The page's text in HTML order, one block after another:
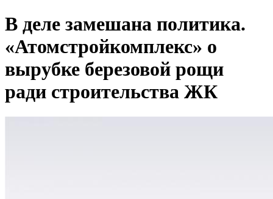
В деле замешана политика.
«Атомстройкомплекс» о
вырубке березовой рощи
ради строительства ЖК